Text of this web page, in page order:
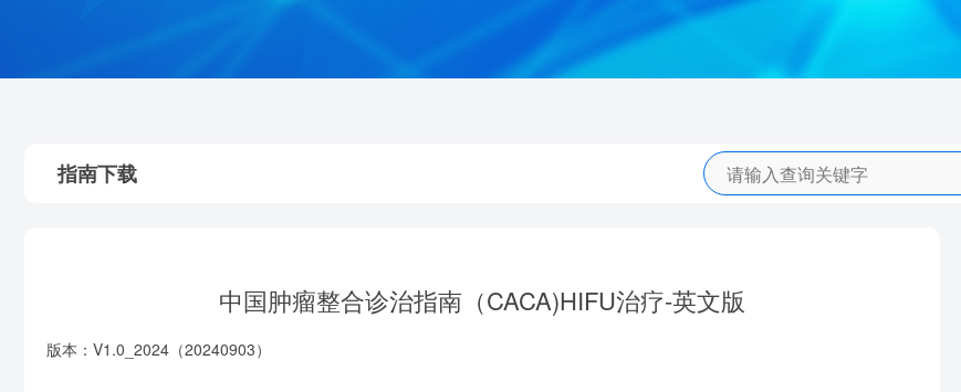
指南下载
中国肿瘤整合诊治指南（CACA)HIFU治疗-英文版
版本：V1.0_2024（20240903）